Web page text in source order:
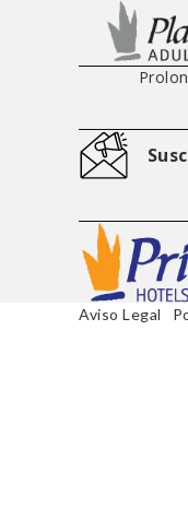
Mi reserva
Menú
Aviso Legal